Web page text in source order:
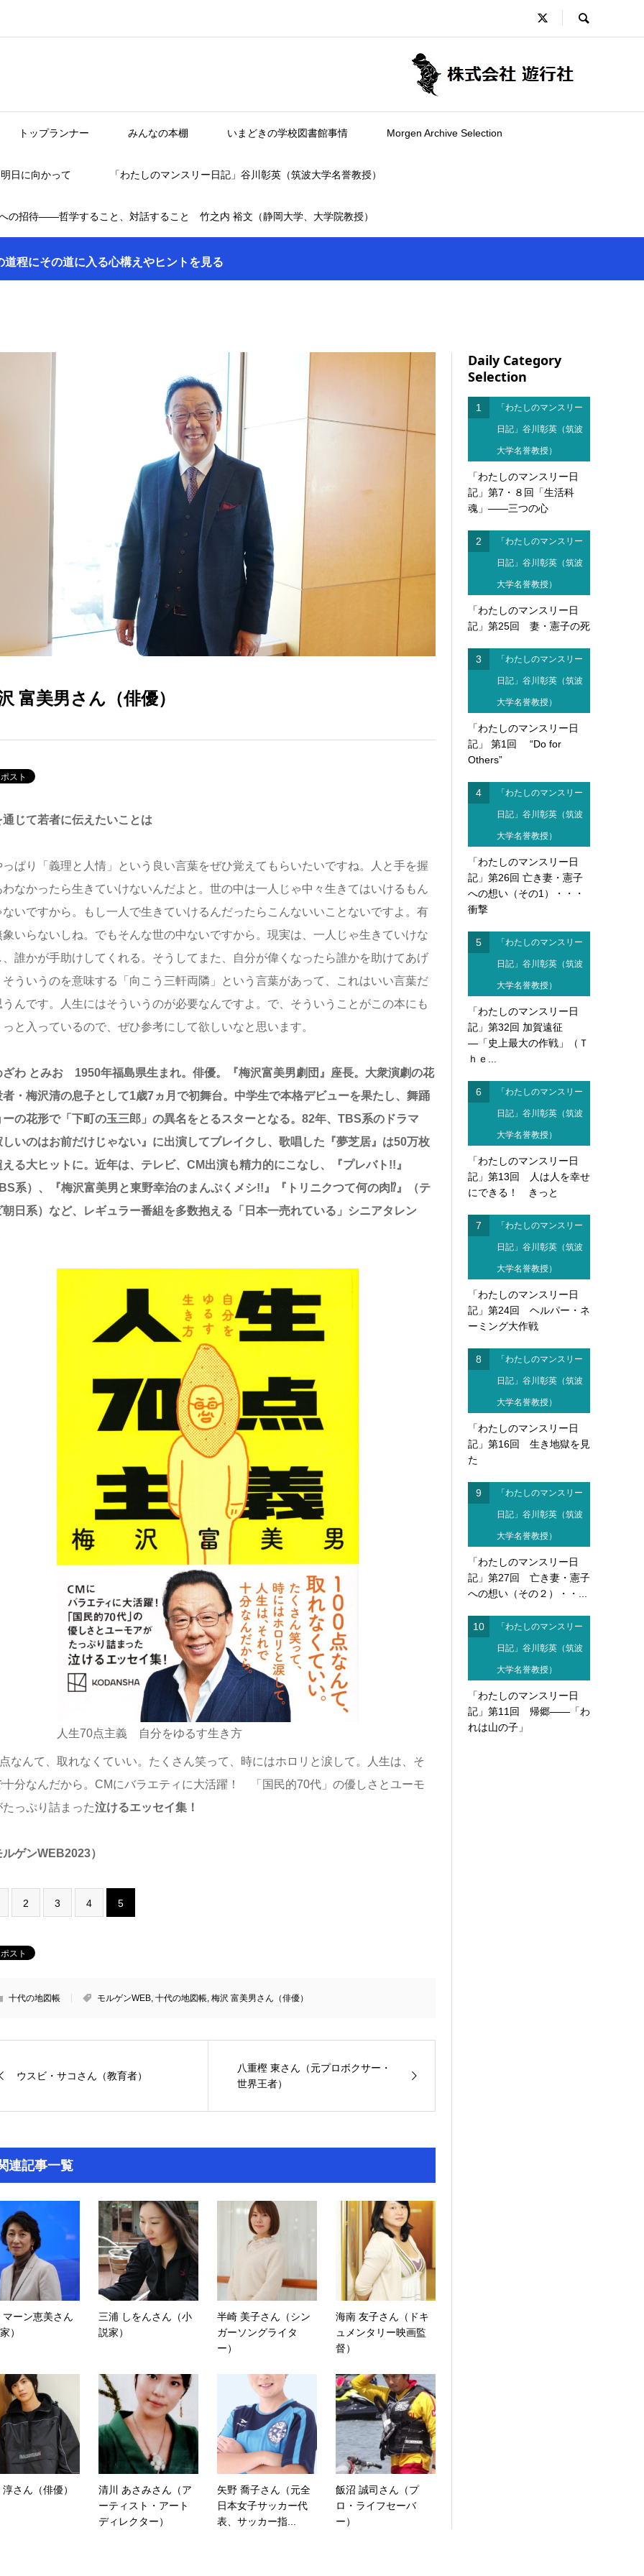
トップランナー みんなの本棚 いまどきの学校図書館事情 Morgen Archive Selection
明日に向かって 「わたしのマンスリー日記」谷川彰英（筑波大学名誉教授）
の招待――哲学すること、対話すること 竹之内 裕文（静岡大学、大学院教授）
道程にその道に入る心構えやヒントを見る
富美男さん（俳優）
通じて若者に伝えたいことは
ぱり「義理と人情」という良い言葉をぜひ覚えてもらいたいですね。人と手を握
わなかったら生きていけないんだよと。世の中は一人じゃ中々生きてはいけるもん
ないですから。もし一人で生きていけるんだったらこんないいことないですよ。有
象いらないしね。でもそんな世の中ないですから。現実は、一人じゃ生きていけな
、誰かが手助けしてくれる。そうしてまた、自分が偉くなったら誰かを助けてあげ
そういうのを意味する「向こう三軒両隣」という言葉があって、これはいい言葉だ
うんです。人生にはそういうのが必要なんですよ。で、そういうことがこの本にも
っと入っているので、ぜひ参考にして欲しいなと思います。
ざわ とみお 1950年福島県生まれ。俳優。『梅沢富美男劇団』座長。大衆演劇の花
者・梅沢清の息子として1歳7ヵ月で初舞台。中学生で本格デビューを果たし、舞踊
ーの花形で「下町の玉三郎」の異名をとるスターとなる。82年、TBS系のドラマ
しいのはお前だけじゃない』に出演してブレイクし、歌唱した『夢芝居』は50万枚
える大ヒットに。近年は、テレビ、CM出演も精力的にこなし、『プレバト!! 』
系）、『梅沢富美男と東野幸治のまんぷくメシ!! 』『トリニクつて何の肉⁉』（テ
朝日系）など、レギュラー番組を多数抱える「日本一売れている」シニアタレン
人生70点主義 自分をゆるす生き方
なんて、取れなくていい。たくさん笑って、時にはホロリと涙して。人生は、そ
十分なんだから。CMにバラエティに大活躍！ 「国民的70代」の優しさとユーモ
たっぷり詰まった泣けるエッセイ集！
ルゲンWEB2023）
2 3 4 5
十代の地図帳 モルゲンWEB, 十代の地図帳, 梅沢 富美男さん（俳優）
ウスビ・サコさん（教育者）
八重樫 東さん（元プロボクサー・
世界王者）
連記事一覧
マーン恵美さん
）
三浦 しをんさん（小
説家）
半崎 美子さん（シン
ガーソングライタ
ー）
海南 友子さん（ドキ
ュメンタリー映画監
督）
さん（俳優）
清川 あさみさん（ア
ーティスト・アート
ディレクター）
矢野 喬子さん（元全
日本女子サッカー代
表、サッカー指...
飯沼 誠司さん（プ
ロ・ライフセーバ
ー）
Daily Category
Selection
1 「わたしのマンスリー
日記」谷川彰英（筑波
大学名誉教授）
「わたしのマンスリー日
記」第7・８回「生活科
魂」――三つの心
2 「わたしのマンスリー
日記」谷川彰英（筑波
大学名誉教授）
「わたしのマンスリー日
記」第25回 妻・憲子の死
3 「わたしのマンスリー
日記」谷川彰英（筑波
大学名誉教授）
「わたしのマンスリー日
記」 第1回 “Do for
Others”
4 「わたしのマンスリー
日記」谷川彰英（筑波
大学名誉教授）
「わたしのマンスリー日
記」第26回 亡き妻・憲子
への想い（その1）・・・
衝撃
5 「わたしのマンスリー
日記」谷川彰英（筑波
大学名誉教授）
「わたしのマンスリー日
記」第32回 加賀遠征
―「史上最大の作戦」（Ｔ
ｈｅ...
6 「わたしのマンスリー
日記」谷川彰英（筑波
大学名誉教授）
「わたしのマンスリー日
記」第13回 人は人を幸せ
にできる！ きっと
7 「わたしのマンスリー
日記」谷川彰英（筑波
大学名誉教授）
「わたしのマンスリー日
記」第24回 ヘルパー・ネ
ーミング大作戦
8 「わたしのマンスリー
日記」谷川彰英（筑波
大学名誉教授）
「わたしのマンスリー日
記」第16回 生き地獄を見
た
9 「わたしのマンスリー
日記」谷川彰英（筑波
大学名誉教授）
「わたしのマンスリー日
記」第27回 亡き妻・憲子
への想い（その２）・・...
10 「わたしのマンスリー
日記」谷川彰英（筑波
大学名誉教授）
「わたしのマンスリー日
記」第11回 帰郷――「わ
れは山の子」